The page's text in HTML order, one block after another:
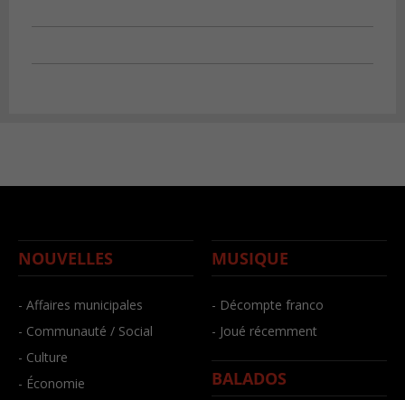
NOUVELLES
- Affaires municipales
- Communauté / Social
- Culture
- Économie
MUSIQUE
- Décompte franco
- Joué récemment
BALADOS